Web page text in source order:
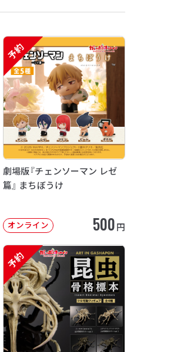
予約
劇場版『チェンソーマン レゼ
篇』 まちぼうけ
オンライン 500円
予約